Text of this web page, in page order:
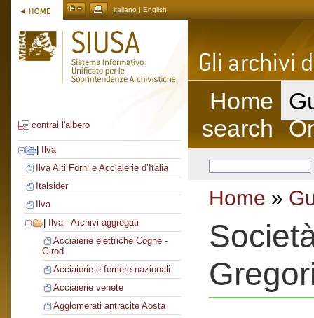
italiano | English
contrai l'albero
Ilva
Ilva Alti Forni e Acciaierie d’Italia
Italsider
Ilva
Ilva - Archivi aggregati
Acciaierie elettriche Cogne -
Girod
Acciaierie e ferriere nazionali
Acciaierie venete
Agglomerati antracite Aosta
Home
search
Home »